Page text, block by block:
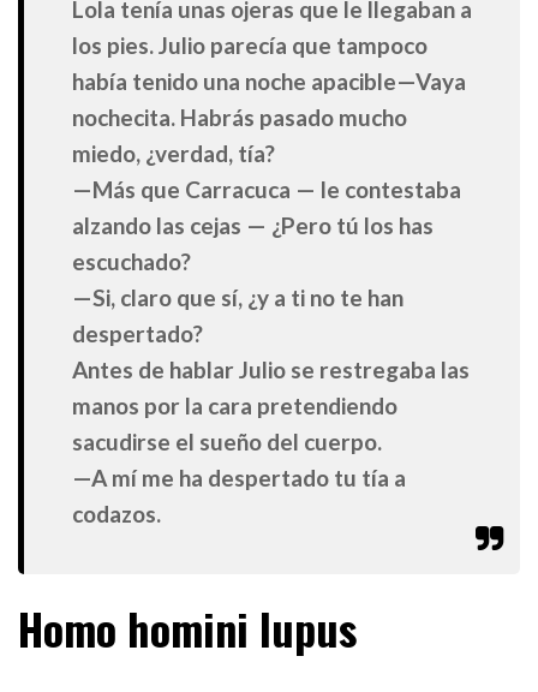
Lola tenía unas ojeras que le llegaban a
los pies. Julio parecía que tampoco
había tenido una noche apacible—Vaya
nochecita. Habrás pasado mucho
miedo, ¿verdad, tía?
—Más que Carracuca — le contestaba
alzando las cejas — ¿Pero tú los has
escuchado?
—Si, claro que sí, ¿y a ti no te han
despertado?
Antes de hablar Julio se restregaba las
manos por la cara pretendiendo
sacudirse el sueño del cuerpo.
—A mí me ha despertado tu tía a
codazos.
Homo homini lupus